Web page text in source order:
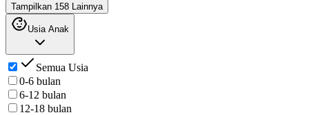
Tampilkan 158 Lainnya
Usia Anak
Semua Usia
0-6 bulan
6-12 bulan
12-18 bulan